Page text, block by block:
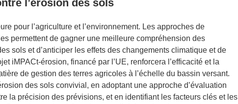
l’érosion des sols
pour l’agriculture et l’environnement. Les approches de
permettent de gagner une meilleure compréhension des
sols et d’anticiper les effets des changements climatique et de
iMPACt-érosion, financé par l’UE, renforcera l’efficacité et la
de gestion des terres agricoles à l’échelle du bassin versant.
des sols convivial, en adoptant une approche d’évaluation
la précision des prévisions, et en identifiant les facteurs clés et les